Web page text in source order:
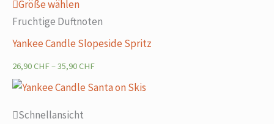
Größe wählen
Fruchtige Duftnoten
Yankee Candle Slopeside Spritz
26,90CHF–35,90CHF
Schnellansicht